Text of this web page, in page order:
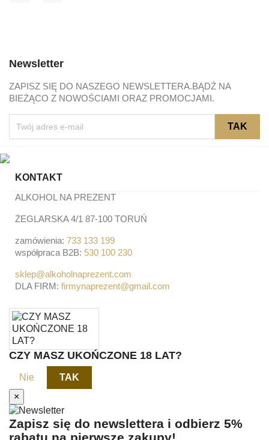
Newsletter
ZAPISZ SIĘ DO NASZEGO NEWSLETTERA.BĄDŹ NA
BIEŻĄCO Z NOWOŚCIAMI ORAZ PROMOCJAMI.
KONTAKT
ALKOHOL NA PREZENT
ŻEGLARSKA 4/1 87-100 TORUŃ
zamówienia: 733 133 199
współpraca B2B: 530 100 230
sklep@alkoholnaprezent.com
DLA FIRM: firmynaprezent@gmail.com
CZY MASZ UKOŃCZONE 18 LAT?
Nie
TAK
×
Zapisz się do newslettera i odbierz 5%